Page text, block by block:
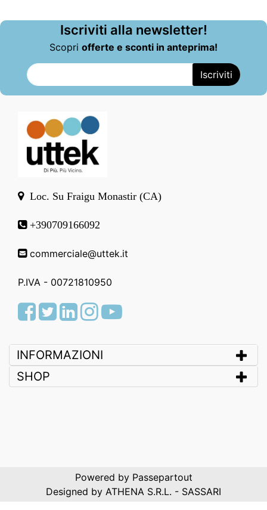
Iscriviti alla newsletter!
Scopri offerte e sconti in anteprima!
Loc. Su Fraigu Monastir (CA)
+390709166092
commerciale@uttek.it
P.IVA - 00721810950
Facebook
TwitterLinkedInInstagram
Youtube
INFORMAZIONI
SHOP
Powered by Passepartout
Designed by ATHENA S.R.L. - SASSARI